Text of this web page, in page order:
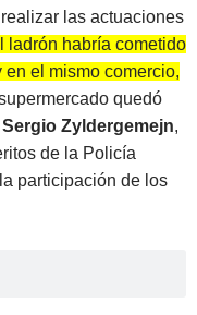
las actuaciones
ladrón habría cometido
el mismo comercio,
quedó
Sergio Zyldergemejn,
de la Policía
participación de los